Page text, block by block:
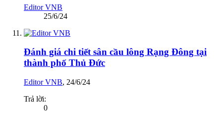
Editor VNB
25/6/24
Đánh giá chi tiết sân cầu lông Rạng Đông tại
thành phố Thủ Đức
Editor VNB, 24/6/24
Trả lời:
0